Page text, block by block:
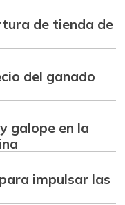
-
$ 4.677,00
+14,83%
$ 4.560,00
$ 2.187,00
$ 6.600,00
de tienda de
del ganado
galope en la
impulsar las